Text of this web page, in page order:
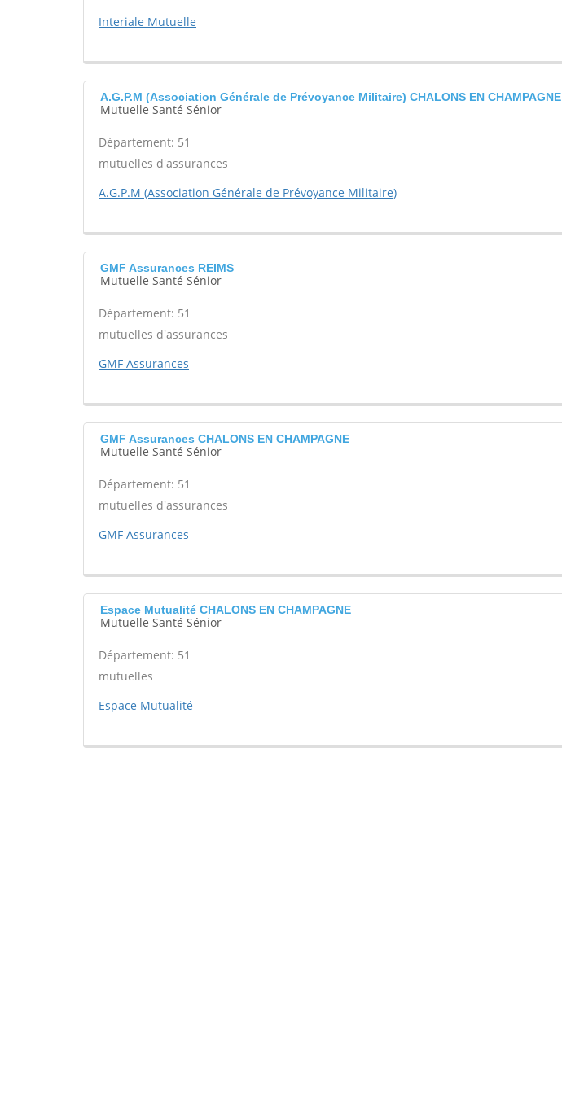
Interiale Mutuelle
A.G.P.M (Association Générale de Prévoyance Militaire) CHALONS EN CHAMPAGNE
Mutuelle Santé Sénior
Département: 51
mutuelles d'assurances
A.G.P.M (Association Générale de Prévoyance Militaire)
GMF Assurances REIMS
Mutuelle Santé Sénior
Département: 51
mutuelles d'assurances
GMF Assurances
GMF Assurances CHALONS EN CHAMPAGNE
Mutuelle Santé Sénior
Département: 51
mutuelles d'assurances
GMF Assurances
Espace Mutualité CHALONS EN CHAMPAGNE
Mutuelle Santé Sénior
Département: 51
mutuelles
Espace Mutualité